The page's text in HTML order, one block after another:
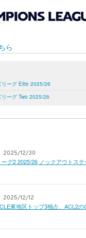
ら
リーグ Elite 2025/26
ーグ Two 2025/26
2025/12/30
グ2 2025/26 ノックアウトス
2025/12/12
東地区トップ3独占、ACL2